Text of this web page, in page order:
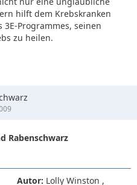
hilft dem Krebskranken
Programmes, seinen
zu heilen.
Rabenschwarz
Autor: Lolly Winston ,